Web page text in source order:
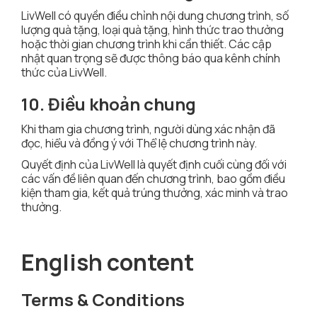
LivWell có quyền điều chỉnh nội dung chương trình, số
lượng quà tặng, loại quà tặng, hình thức trao thưởng
hoặc thời gian chương trình khi cần thiết. Các cập
nhật quan trọng sẽ được thông báo qua kênh chính
thức của LivWell.
10. Điều khoản chung
Khi tham gia chương trình, người dùng xác nhận đã
đọc, hiểu và đồng ý với Thể lệ chương trình này.
Quyết định của LivWell là quyết định cuối cùng đối với
các vấn đề liên quan đến chương trình, bao gồm điều
kiện tham gia, kết quả trúng thưởng, xác minh và trao
thưởng.
English content
Terms & Conditions